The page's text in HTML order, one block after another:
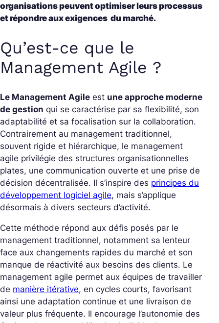
organisations peuvent optimiser leurs processus
et répondre aux exigences du marché.
Qu’est-ce que le
Management Agile ?
Le Management Agile est une approche moderne
de gestion qui se caractérise par sa flexibilité, son
adaptabilité et sa focalisation sur la collaboration.
Contrairement au management traditionnel,
souvent rigide et hiérarchique, le management
agile privilégie des structures organisationnelles
plates, une communication ouverte et une prise de
décision décentralisée. Il s’inspire des principes du
développement logiciel agile, mais s’applique
désormais à divers secteurs d’activité.
Cette méthode répond aux défis posés par le
management traditionnel, notamment sa lenteur
face aux changements rapides du marché et son
manque de réactivité aux besoins des clients. Le
management agile permet aux équipes de travailler
de manière itérative, en cycles courts, favorisant
ainsi une adaptation continue et une livraison de
valeur plus fréquente. Il encourage l’autonomie des